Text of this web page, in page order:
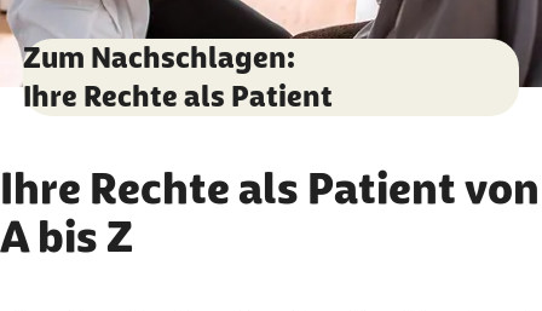
Zum Nachschlagen:
Ihre Rechte als Patient
Ihre Rechte als Patient von
A bis Z
Zu den Ergebnissen springen